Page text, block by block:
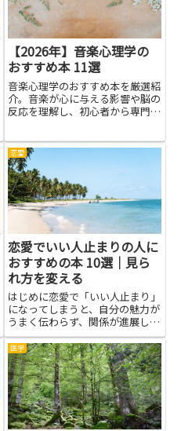
時...
【2026年】音楽心理学の
おすすめ本 11選
音楽心理学のおすすめ本を厳選紹
介。音楽が心に与える影響や脳の
反応を理解し、初心者から専門家
恋愛
恋愛でいい人止まりの人に
おすすめの本 10選｜見ら
れ方を変える
はじめに恋愛で「いい人止まり」
になってしまうと、自分の魅力が
うまく伝わらず、関係が進展しに
くくなります。本を読むことで、
相手の見方や自分の振る舞いを客
観的に見直すヒントが得られま
す。コミュニケーションのコツや
適切な距離感の取り方、自己肯定
感...
医学